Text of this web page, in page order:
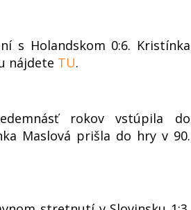
s Holandskom 0:6. Kristínka
nájdete TU.
rokov vstúpila do
Maslová prišla do hry v 90.